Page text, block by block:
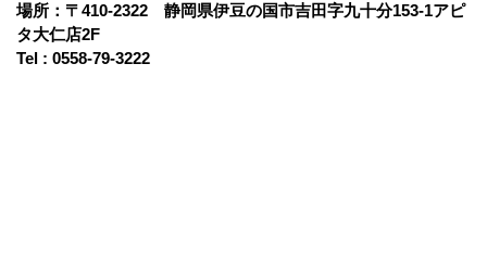
場所：〒410-2322 静岡県伊豆の国市吉田字九十分153-1アピ
タ大仁店2F
Tel : 0558-79-3222